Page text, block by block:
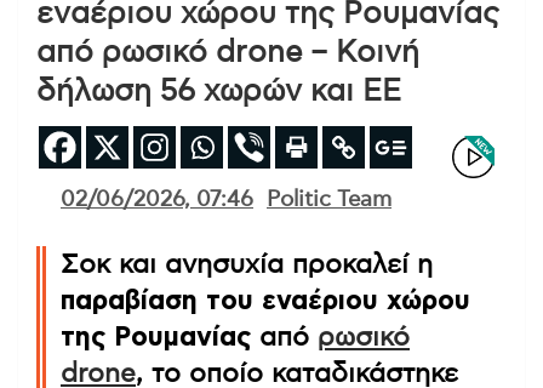
εναέριου χώρου της Ρουμανίας
από ρωσικό drone – Κοινή
δήλωση 56 χωρών και ΕΕ
02/06/2026, 07:46 Politic Team
Σοκ και ανησυχία προκαλεί η
παραβίαση του εναέριου χώρου
της Ρουμανίας από ρωσικό
drone, το οποίο καταδικάστηκε